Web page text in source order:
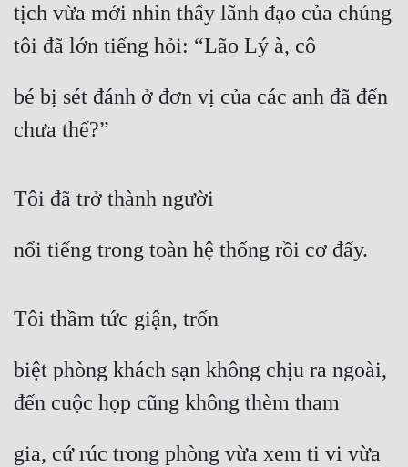
Góc Nhìn Nam
Góc Nhìn Nữ
Huyền Huyễn
Huyền Nghi
Hài Hước
Kinh Dị
Kiếm Hiệp
Kỳ Huyễn
tịch vừa mới nhìn thấy lãnh đạo của chúng
tôi đã lớn tiếng hỏi: “Lão Lý à, cô
bé bị sét đánh ở đơn vị của các anh đã đến
chưa thế?”
Tôi đã trở thành người
nổi tiếng trong toàn hệ thống rồi cơ đấy.
Tôi thầm tức giận, trốn
biệt phòng khách sạn không chịu ra ngoài,
đến cuộc họp cũng không thèm tham
gia, cứ rúc trong phòng vừa xem ti vi vừa